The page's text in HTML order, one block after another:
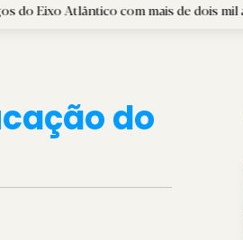
com mais de dois mil atletas |
do